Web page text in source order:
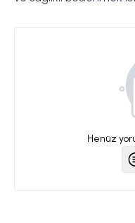
Henüz